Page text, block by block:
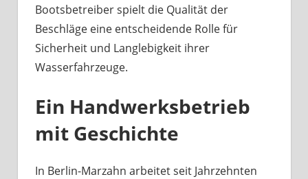
Bootsbetreiber spielt die Qualität der
Beschläge eine entscheidende Rolle für
Sicherheit und Langlebigkeit ihrer
Wasserfahrzeuge.
Ein Handwerksbetrieb
mit Geschichte
In Berlin-Marzahn arbeitet seit Jahrzehnten